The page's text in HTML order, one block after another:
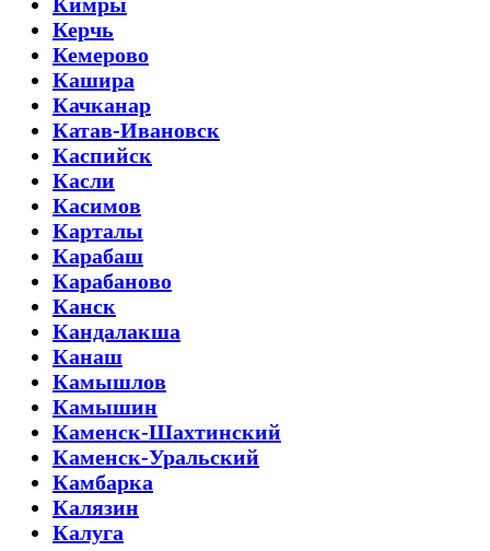
Керчь
Кемерово
Кашира
Качканар
Катав-Ивановск
Каспийск
Касли
Касимов
Карталы
Карабаш
Карабаново
Канск
Кандалакша
Канаш
Камышлов
Камышин
Каменск-Шахтинский
Каменск-Уральский
Камбарка
Калязин
Калуга